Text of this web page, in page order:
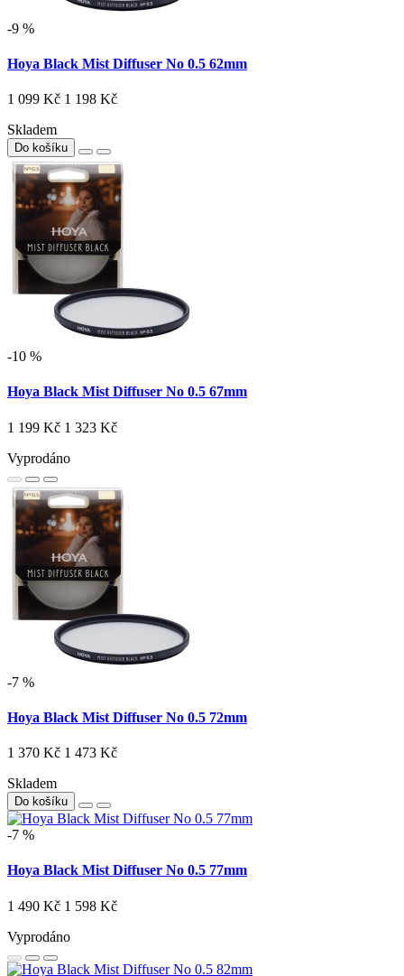
-9 %
Hoya Black Mist Diffuser No 0.5 62mm
1 099 Kč 1 198 Kč
Skladem
Do košíku
-10 %
Hoya Black Mist Diffuser No 0.5 67mm
1 199 Kč 1 323 Kč
Vyprodáno
-7 %
Hoya Black Mist Diffuser No 0.5 72mm
1 370 Kč 1 473 Kč
Skladem
Do košíku
-7 %
Hoya Black Mist Diffuser No 0.5 77mm
1 490 Kč 1 598 Kč
Vyprodáno